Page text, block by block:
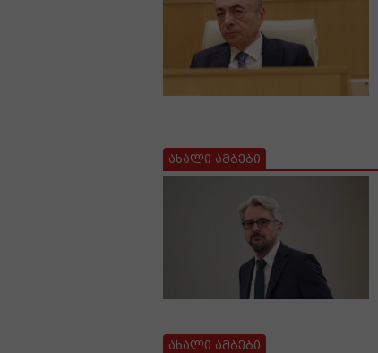
ახალი ამბები
ახალი ამბები